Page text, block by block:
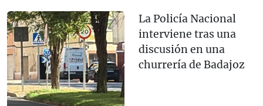
La Policía Nacional
interviene tras una
discusión en una
churrería de Badajoz